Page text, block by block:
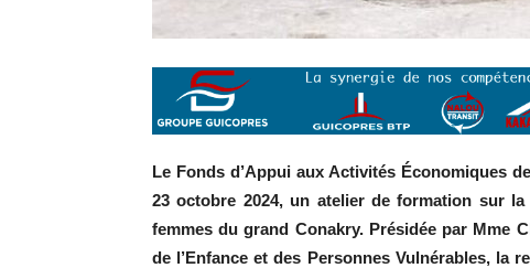
Le Fonds d’Appui aux Activités Économiques
23 octobre 2024, un atelier de formation sur
femmes du grand Conakry. Présidée par Mme
de l’Enfance et des Personnes Vulnérables, la